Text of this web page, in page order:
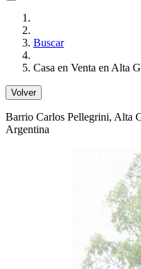
Buscar
Casa en Venta en Alta
Volver
Barrio Carlos Pellegrini, Alta
Argentina